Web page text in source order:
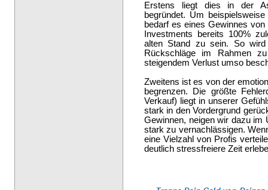
Erstens liegt dies in der
begründet. Um
bedarf es eines Gewinnes
Investments bereits 100%
alten Stand zu sein. So
Rückschläge im Rahmen
steigendem Verlust umso
Zweitens ist es von der
begrenzen. Die größte
Verkauf) liegt in unserer
stark in den Vordergrund
Gewinnen, neigen wir dazu im
stark zu vernachlässigen.
eine Vielzahl von Profis
deutlich stressfreiere Zeit